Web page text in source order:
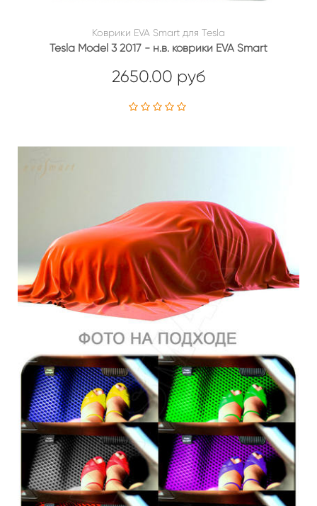
Коврики EVA Smart для Tesla
Tesla Model 3 2017 - н.в. коврики EVA Smart
2650.00 руб